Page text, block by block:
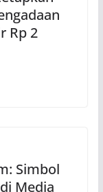
Rp 2
Simbol
Media